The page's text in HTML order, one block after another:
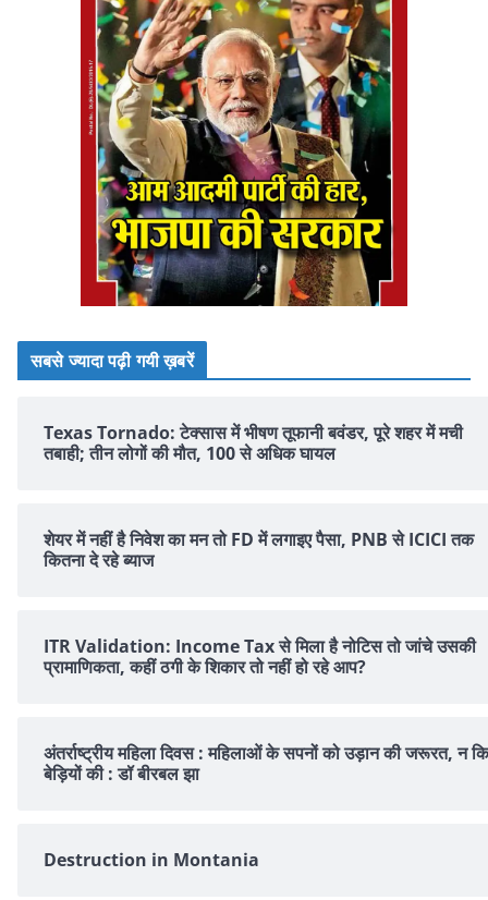
सबसे ज्यादा पढ़ी गयी ख़बरें
Texas Tornado: टेक्सास में भीषण तूफानी बवंडर, पूरे शहर में मची
तबाही; तीन लोगों की मौत, 100 से अधिक घायल
शेयर में नहीं है न‍िवेश का मन तो FD में लगाइए पैसा, PNB से ICICI तक
क‍ितना दे रहे ब्‍याज
ITR Validation: Income Tax से मिला है नोटिस तो जांचे उसकी
प्रामाणिकता, कहीं ठगी के शिकार तो नहीं हो रहे आप?
अंतर्राष्ट्रीय महिला दिवस : महिलाओं के सपनों को उड़ान की जरूरत, न कि
बेड़ियों की : डॉ बीरबल झा
Destruction in Montania